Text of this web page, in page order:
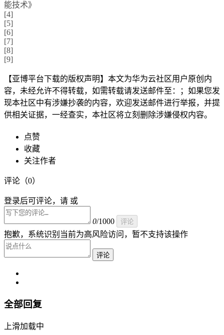
能技术》
[4]
[5]
[6]
[7]
[8]
[9]
【亚博平台下载的版权声明】本文为华为云社区用户原创内
容，未经允许不得转载，如需转载请发送邮件至：；如果您发
现本社区中有涉嫌抄袭的内容，欢迎发送邮件进行举报，并提
供相关证据，一经查实，本社区将立刻删除涉嫌侵权内容。
点赞
收藏
关注作者
评论（0）
登录后可评论，请 或
0/1000 评论
抱歉，系统识别当前为高风险访问，暂不支持该操作
评论
全部回复
上滑加载中